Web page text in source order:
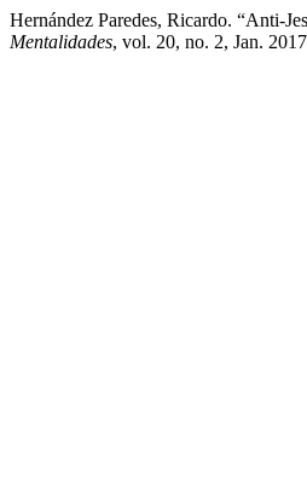
Hernández Paredes, Ricardo. “Anti-
Mentalidades, vol. 20, no. 2, Jan.